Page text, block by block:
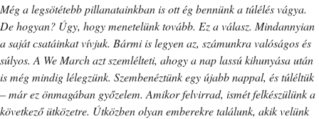
Még a legsötétebb pillanatainkban is ott ég bennünk a túlélés vágya.
De hogyan? Úgy, hogy menetelünk tovább. Ez a válasz. Mindannyian
a saját csatáinkat vívjuk. Bármi is legyen az, számunkra valóságos és
súlyos. A We March azt szemlélteti, ahogy a nap lassú kihunyása után
is még mindig lélegzünk. Szembenéztünk egy újabb nappal, és túléltük
– már ez önmagában győzelem. Amikor felvirrad, ismét felkészülünk a
következő ütközetre. Útközben olyan emberekre találunk, akik velünk